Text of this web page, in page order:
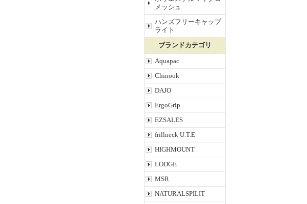
メッシュ
ハンズフリーキャップ
ライト
ブランドカテゴリ
Aquapac
Chinook
DAJO
ErgoGrip
EZSALES
frillneck U.T.E
HIGHMOUNT
LODGE
MSR
NATURALSPILIT